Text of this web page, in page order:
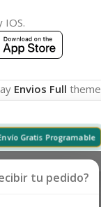
Gratis Programable
IOS.
Envios Full theme
Commerce.
tu pedido?